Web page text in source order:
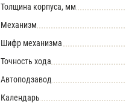
Толщина корпуса, мм
Механизм
Шифр механизма
Точность хода
Автоподзавод
Календарь